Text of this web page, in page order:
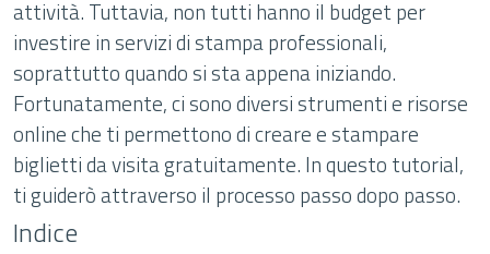
attività. Tuttavia, non tutti hanno il budget per
investire in servizi di stampa professionali,
soprattutto quando si sta appena iniziando.
Fortunatamente, ci sono diversi strumenti e risorse
online che ti permettono di creare e stampare
biglietti da visita gratuitamente. In questo tutorial,
ti guiderò attraverso il processo passo dopo passo.
Indice